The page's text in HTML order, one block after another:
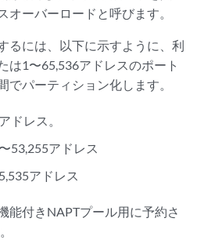
ーバーロードと呼びます。
るには、以下に示すように、利
は1〜65,536アドレスのポート
でパーティション化します。
ドレス。
53,255アドレス
アドレス
能付きNAPTプール用に予約さ